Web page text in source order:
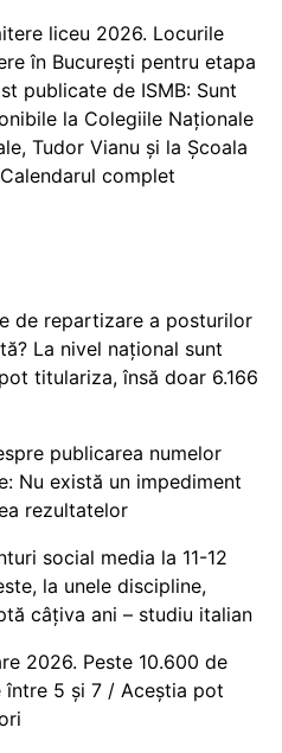
liceu 2026. Locurile
în București pentru etapa
publicate de ISMB: Sunt
la Colegiile Naționale
Tudor Vianu și la Școala
complet
de repartizare a posturilor
La nivel național sunt
titulariza, însă doar 6.166
publicarea numelor
Nu există un impediment
rezultatelor
social media la 11-12
la unele discipline,
câțiva ani – studiu italian
2026. Peste 10.600 de
5 și 7 / Aceștia pot